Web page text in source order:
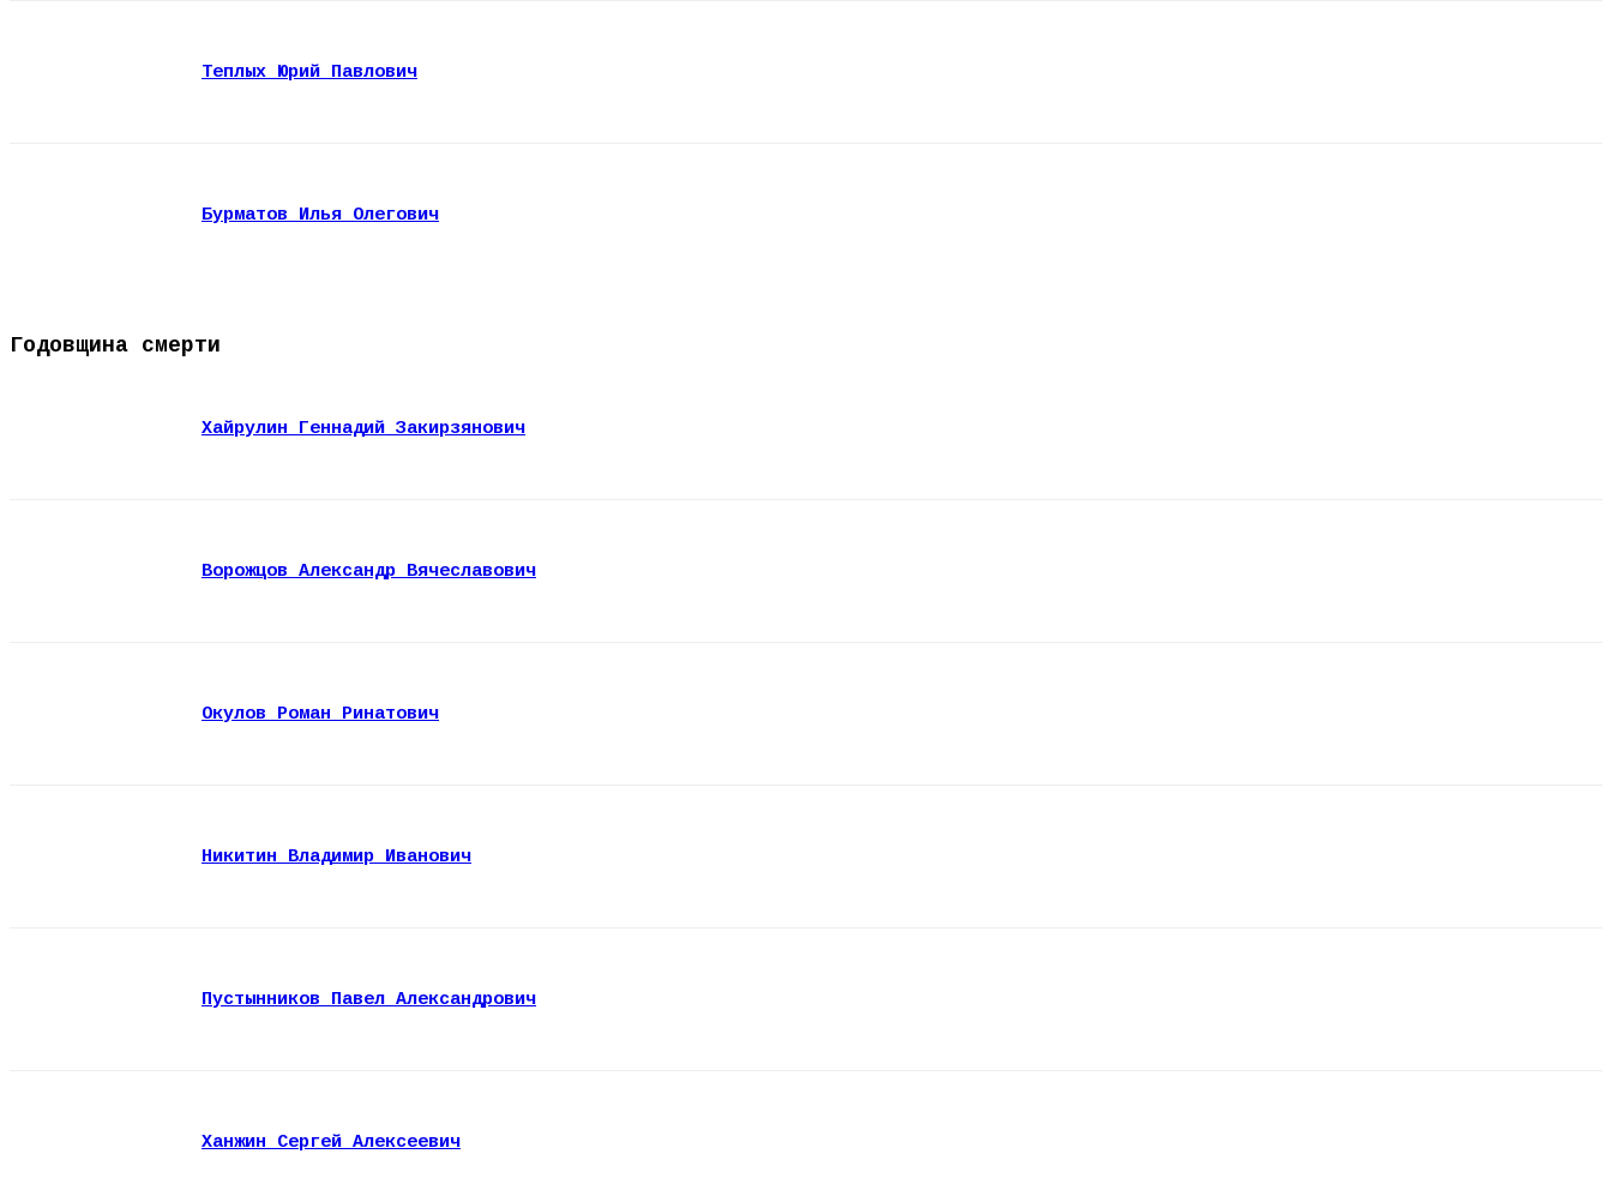
Теплых Юрий Павлович
Бурматов Илья Олегович
Годовщина смерти
Хайрулин Геннадий Закирзянович
Ворожцов Александр Вячеславович
Окулов Роман Ринатович
Никитин Владимир Иванович
Пустынников Павел Александрович
Ханжин Сергей Алексеевич